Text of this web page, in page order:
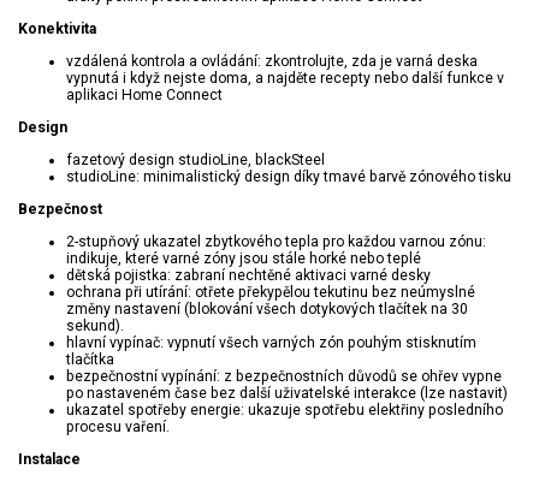
Konektivita
vzdálená kontrola a ovládání: zkontrolujte, zda je varná deska
vypnutá i když nejste doma, a najděte recepty nebo další funkce v
aplikaci Home Connect
Design
fazetový design studioLine, blackSteel
studioLine: minimalistický design díky tmavé barvě zónového tisku
Bezpečnost
2-stupňový ukazatel zbytkového tepla pro každou varnou zónu:
indikuje, které varné zóny jsou stále horké nebo teplé
dětská pojistka: zabraní nechtěné aktivaci varné desky
ochrana při utírání: otřete překypělou tekutinu bez neúmyslné
změny nastavení (blokování všech dotykových tlačítek na 30
sekund).
hlavní vypínač: vypnutí všech varných zón pouhým stisknutím
tlačítka
bezpečnostní vypínání: z bezpečnostních důvodů se ohřev vypne
po nastaveném čase bez další uživatelské interakce (lze nastavit)
ukazatel spotřeby energie: ukazuje spotřebu elektřiny posledního
procesu vaření.
Instalace